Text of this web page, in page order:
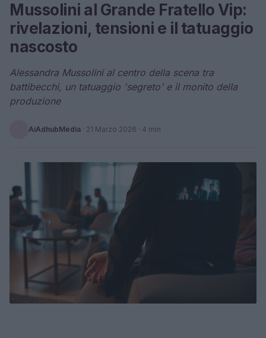
Mussolini al Grande Fratello Vip:
rivelazioni, tensioni e il tatuaggio
nascosto
Alessandra Mussolini al centro della scena tra
battibecchi, un tatuaggio 'segreto' e il monito della
produzione
AiAdhubMedia · 21 Marzo 2026 · 4 min